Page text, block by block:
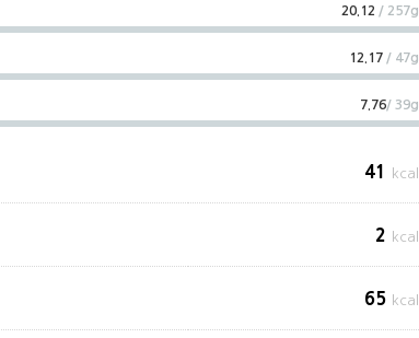
20.12 / 257g
12.17 / 47g
7.76/ 39g
41 kcal
2 kcal
65 kcal